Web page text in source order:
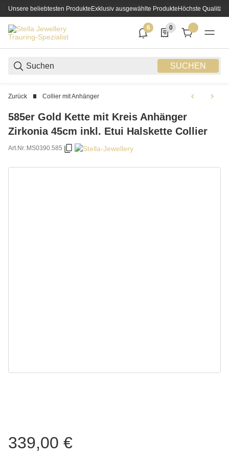
Unsere beliebtesten ProdukteExklusiv ausgewählte ProdukteHöchste Qualität
SUCHEN
6
6 neue Notifizierungen
0
0 Produkte in der
Zurück Collier mit Anhänger
585er Gold Kette mit Kreis Anhänger
Zirkonia 45cm inkl. Etui Halskette Collier
Art.Nr.:MS0390.585
339,00 €